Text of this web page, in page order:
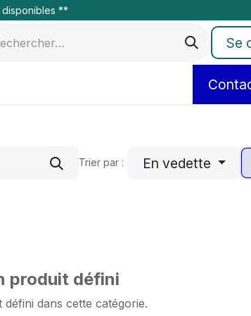
disponibles **
Se
Trier par : En vedette
produit défini
dans cette catégorie.